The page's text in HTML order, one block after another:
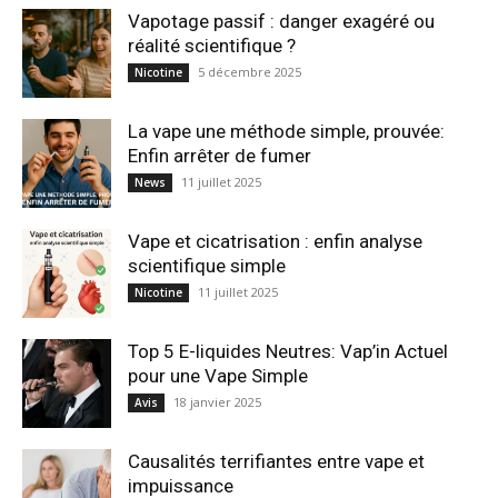
Vapotage passif : danger exagéré ou
réalité scientifique ?
Nicotine 5 décembre 2025
La vape une méthode simple, prouvée:
Enfin arrêter de fumer
News 11 juillet 2025
Vape et cicatrisation : enfin analyse
scientifique simple
Nicotine 11 juillet 2025
Top 5 E-liquides Neutres: Vap’in Actuel
pour une Vape Simple
Avis 18 janvier 2025
Causalités terrifiantes entre vape et
impuissance